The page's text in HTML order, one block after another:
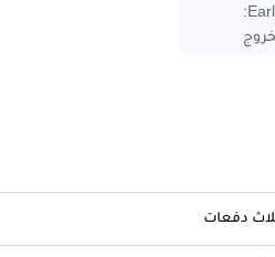
دفعات